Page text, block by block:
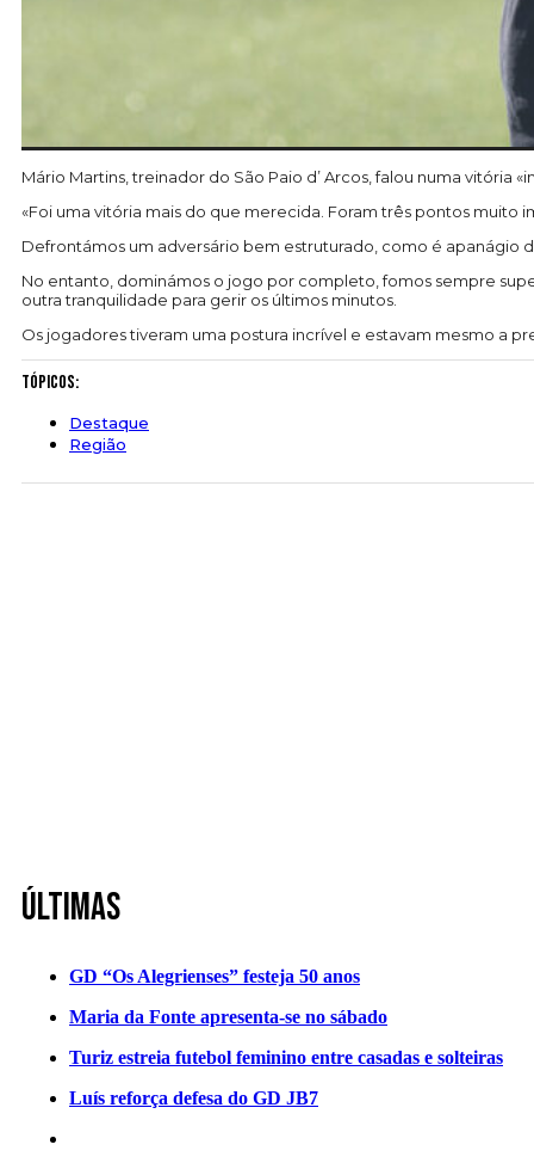
Mário Martins, treinador do São Paio d’ Arcos, falou numa vitória
«Foi uma vitória mais do que merecida. Foram três pontos
Defrontámos um adversário bem estruturado, como é apanágio
No entanto, dominámos o jogo por completo, fomos sempre
outra tranquilidade para gerir os últimos minutos.
Os jogadores tiveram uma postura incrível e estavam mesmo a
Tópicos:
Destaque
Região
Últimas
GD “Os Alegrienses” festeja 50 anos
Maria da Fonte apresenta-se no sábado
Turiz estreia futebol feminino entre casadas e solteiras
Luís reforça defesa do GD JB7